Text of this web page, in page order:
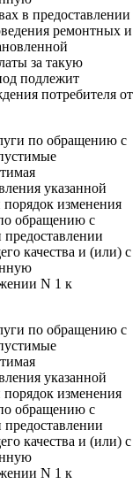
в предоставлении
ремонтных и
за такую
подлежит
потребителя от
по обращению с
указанной
изменения
обращению с
качества и (или) с
N 1 к
по обращению с
указанной
изменения
обращению с
качества и (или) с
N 1 к